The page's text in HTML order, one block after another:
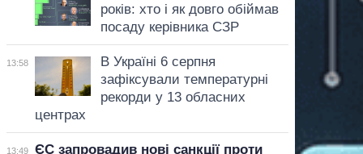
років: хто і як довго обіймав
посаду керівника СЗР
13:58
В Україні 6 серпня
зафіксували температурні
рекорди у 13 обласних
центрах
13:49
ЄС запровадив нові санкції проти